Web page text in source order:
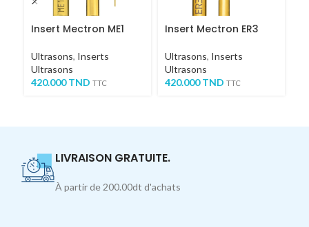
Insert Mectron ME1
Ultrasons, Inserts
Ultrasons
420.000TND TTC
Insert Mectron ER3
Ultrasons, Inserts
Ultrasons
420.000TND TTC
LIVRAISON GRATUITE.
À partir de 200.00dt d'achats